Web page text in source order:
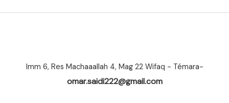
Imm 6, Res Machaaallah 4, Mag 22 Wifaq - Témara-
omar.saidi222@gmail.com